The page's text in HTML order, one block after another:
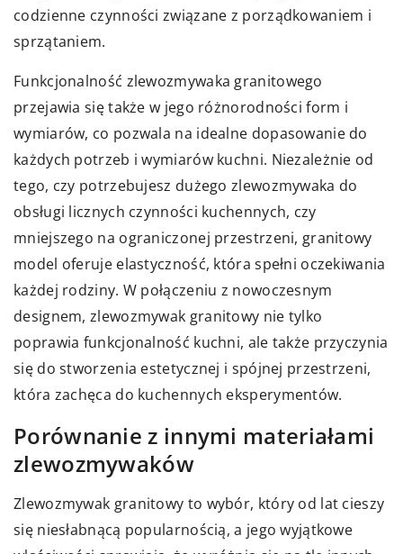
codzienne czynności związane z porządkowaniem i
sprzątaniem.
Funkcjonalność zlewozmywaka granitowego
przejawia się także w jego różnorodności form i
wymiarów, co pozwala na idealne dopasowanie do
każdych potrzeb i wymiarów kuchni. Niezależnie od
tego, czy potrzebujesz dużego zlewozmywaka do
obsługi licznych czynności kuchennych, czy
mniejszego na ograniczonej przestrzeni, granitowy
model oferuje elastyczność, która spełni oczekiwania
każdej rodziny. W połączeniu z nowoczesnym
designem, zlewozmywak granitowy nie tylko
poprawia funkcjonalność kuchni, ale także przyczynia
się do stworzenia estetycznej i spójnej przestrzeni,
która zachęca do kuchennych eksperymentów.
Porównanie z innymi materiałami
zlewozmywaków
Zlewozmywak granitowy to wybór, który od lat cieszy
się niesłabnącą popularnością, a jego wyjątkowe